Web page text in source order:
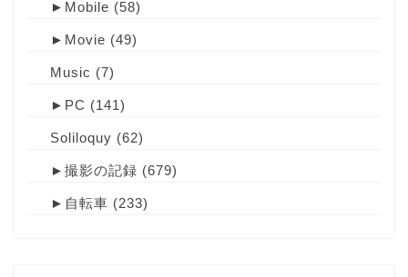
► Mobile (58)
► Movie (49)
Music (7)
► PC (141)
Soliloquy (62)
► 撮影の記録 (679)
► 自転車 (233)